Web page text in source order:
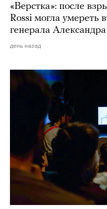
«Верстка»: после
Rossi могла умереть
генерала
день назад